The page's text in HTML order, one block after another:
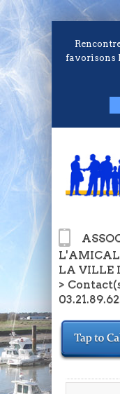
favorisons
LA VILLE
>